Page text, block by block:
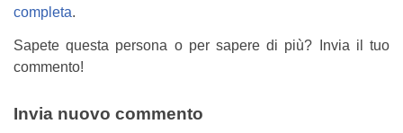
completa.
Sapete questa persona o per sapere di più? Invia il tuo
commento!
Invia nuovo commento